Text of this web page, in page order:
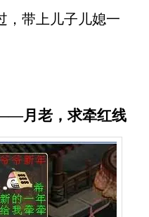
，带上儿子儿媳一
月老，求牵红线